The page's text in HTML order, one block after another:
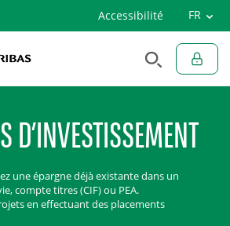
Accessibilité FR
EN
D’INVESTISSEMENT
une épargne déjà existante dans un
compte titres (CIF) ou PEA.
en effectuant des placements